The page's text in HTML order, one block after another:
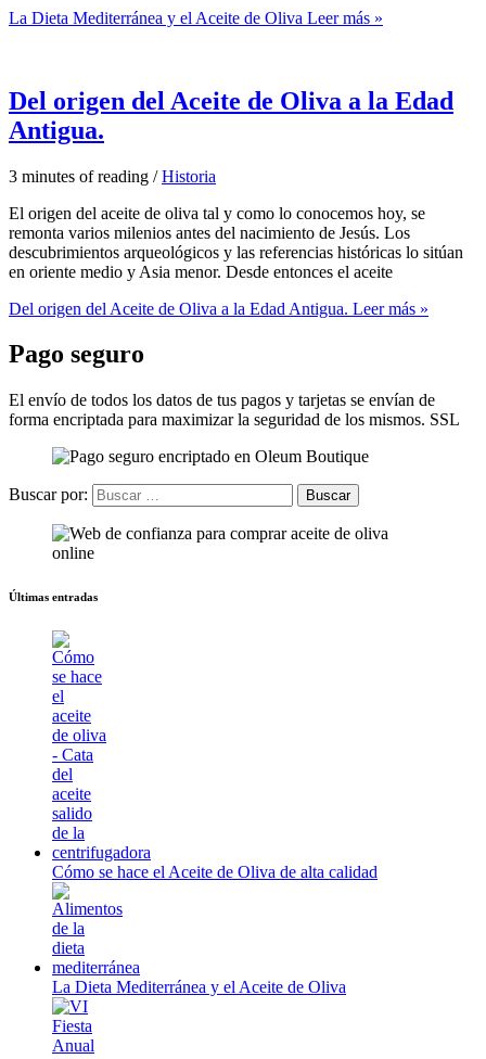
La Dieta Mediterránea y el Aceite de Oliva Leer más »
Del origen del Aceite de Oliva a la Edad
Antigua.
3 minutes of reading /Historia
El origen del aceite de oliva tal y como lo conocemos hoy, se
remonta varios milenios antes del nacimiento de Jesús. Los
descubrimientos arqueológicos y las referencias históricas lo sitúan
en oriente medio y Asia menor. Desde entonces el aceite
Del origen del Aceite de Oliva a la Edad Antigua. Leer más »
Pago seguro
El envío de todos los datos de tus pagos y tarjetas se envían de
forma encriptada para maximizar la seguridad de los mismos. SSL
Buscar por:
Últimas entradas
Cómo se hace el Aceite de Oliva de alta calidad
La Dieta Mediterránea y el Aceite de Oliva